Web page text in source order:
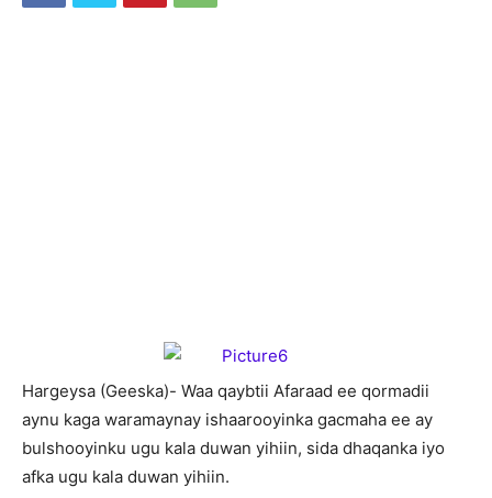
Hargeysa (Geeska)- Waa qaybtii Afaraad ee qormadii
aynu kaga waramaynay ishaarooyinka gacmaha ee ay
bulshooyinku ugu kala duwan yihiin, sida dhaqanka iyo
afka ugu kala duwan yihiin.